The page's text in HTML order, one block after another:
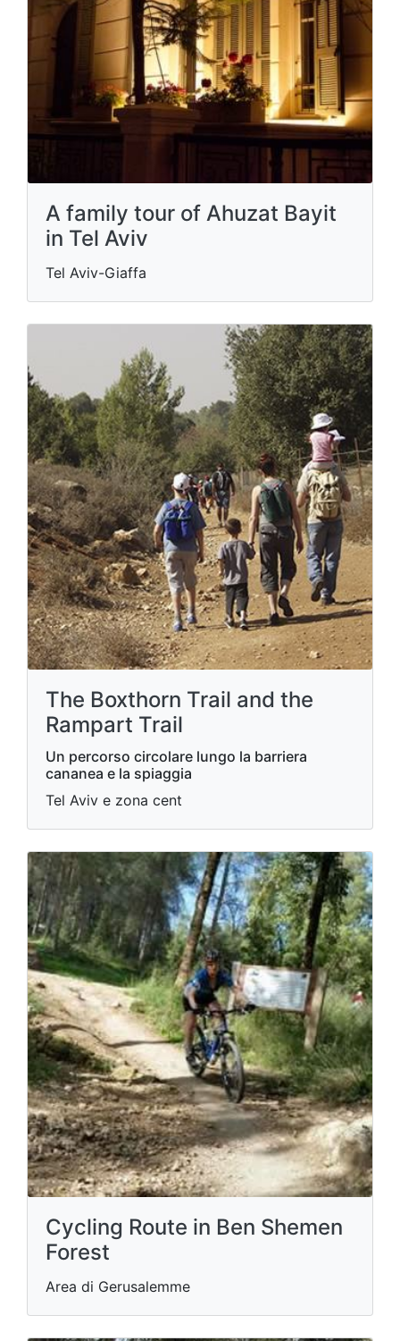
A family tour of Ahuzat Bayit
in Tel Aviv
Tel Aviv-Giaffa
The Boxthorn Trail and the
Rampart Trail
Un percorso circolare lungo la barriera
cananea e la spiaggia
Tel Aviv e zona cent
Cycling Route in Ben Shemen
Forest
Area di Gerusalemme